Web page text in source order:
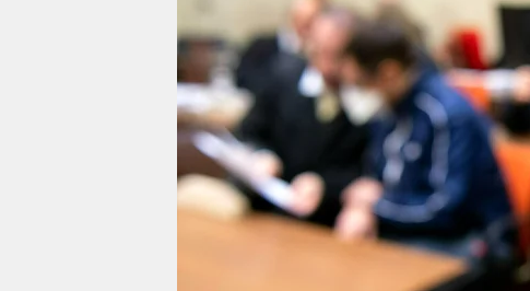
berlin
nord
wahrheit
verlag
verlag